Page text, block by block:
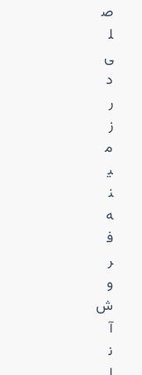
ص
ل
ی
د
ر
ز
م
ی
ن
ه
ف
ر
و
ش
آ
ن